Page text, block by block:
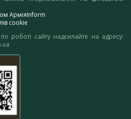
АрміяInform
cookie
роботі сайту надсилайте на адресу: